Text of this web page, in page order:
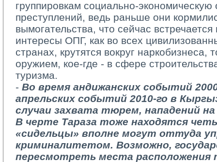
группировкам социально-
преступлений, ведь раньше они
вымогательства, что сейчас
интересы ОПГ, как во всех
странах, крутятся вокруг наркобизнеса,
оружием, кое-где - в сфере
туризма.
- Во время андижанских событий
апрельских событий 2010-го в
случаи захвата тюрем, нападений
В черте Тараза тоже находятся
«сидельцы» вполне могут оттуда
криминалитетом. Возможно,
пересмотреть места расположения